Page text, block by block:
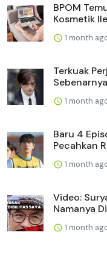
BPOM
Kosmetik
1 month
Terkuak
1 month
Baru 4
Pecahkan
1 month
Video:
Namanya
1 month